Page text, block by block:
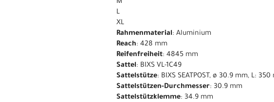
M
L
XL
Rahmenmaterial: Aluminium
Reach: 428 mm
Reifenfreiheit: 4845 mm
Sattel: BIXS VL-1C49
Sattelstütze: BIXS SEATPOST, ø 30.9 mm, L: 350
Sattelstützen-Durchmesser: 30.9 mm
Sattelstützklemme: 34.9 mm